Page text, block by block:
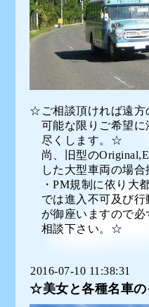
☆ご相談頂ければ遠方
可能な限りご希望に
尽くします。☆
尚、旧型の
した大型車両の場合
・PM規制に依り大
では進入不可及び行
が御座いますので必
相談下さい。☆
2016-07-10 11:38:31
☆美女と各種名車